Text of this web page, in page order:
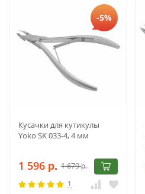
-5%
Кусачки для кутикулы
Yoko SK 033-4, 4 мм
1 596 р. 1 679р.
1